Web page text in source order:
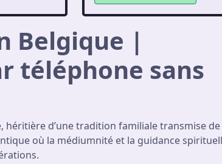
Belgique |
téléphone sans
héritière d’une tradition familiale transmise de
où la médiumnité et la guidance